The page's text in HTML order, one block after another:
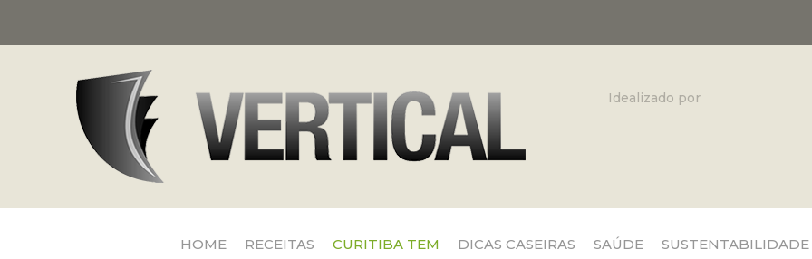
Idealizado por
HOME RECEITAS CURITIBA TEM DICAS CASEIRAS SAÚDE SUSTENTABILIDADE